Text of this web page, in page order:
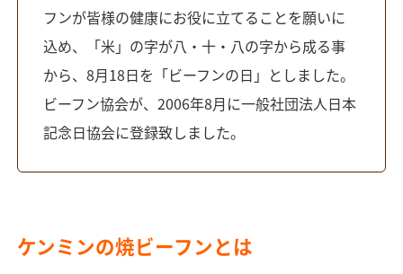
フンが皆様の健康にお役に立てることを願いに
込め、「米」の字が八・十・八の字から成る事
から、8月18日を「ビーフンの日」としました。
ビーフン協会が、2006年8月に一般社団法人日本
記念日協会に登録致しました。
ケンミンの焼ビーフンとは